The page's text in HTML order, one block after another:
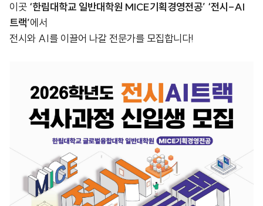
이곳 ‘한림대학교 일반대학원 MICE기획경영전공’ ‘전시-AI
트랙’에서
전시와 AI를 이끌어 나갈 전문가를 모집합니다!